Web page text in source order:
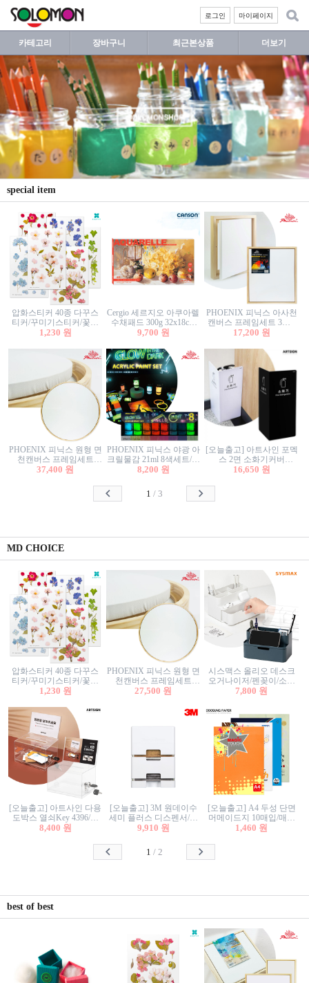
마이페이지
로그인
카테고리 장바구니 최근본상품 더보기
special item
압화스티커 40종 다꾸스
티커/꾸미기스티커/꽃스
티커/압화꽃책갈피/팬시
1,230 원
Cergio 세르지오 아쿠아렐
수채패드 300g 32x18cm
12매 1면제본
9,700 원
PHOENIX 피닉스 아사천
캔버스 프레임세트 3호F
27.3x22cm 캔버스와 올림
17,200 원
PHOENIX 피닉스 원형 면
천캔버스 프레임세트
40cm/원형캔버스/플로팅
37,400 원
PHOENIX 피닉스 야광 아
크릴물감 21ml 8색세트/야
광물감
8,200 원
[오늘출고] 아트사인 포멕
스 2면 소화기커버
1470/1471/소화기커버/소
함/소화기거치대/소화기
16,650 원
1 / 3
MD CHOICE
압화스티커 40종 다꾸스
티커/꾸미기스티커/꽃스
티커/압화꽃책갈피/팬시
1,230 원
PHOENIX 피닉스 원형 면
천캔버스 프레임세트
30cm/원형캔버스/플로팅
27,500 원
시스맥스 올리오 데스크
오거나이저/펜꽂이/소품
꽂이/소품함/정리함/수납
7,800 원
[오늘출고] 아트사인 다용
도박스 열쇠Key 4396/투
표함/건의함/모금함/응모
8,400 원
[오늘출고] 3M 원데이수
세미 플러스 디스펜서/소
프트수세미5매+강력수세
9,910 원
[오늘출고] A4 두성 단면
머메이드지 10매입/매직
터치/색지/색상지/색복사
칼라색지/고급복사지
1,460 원
1 / 2
best of best